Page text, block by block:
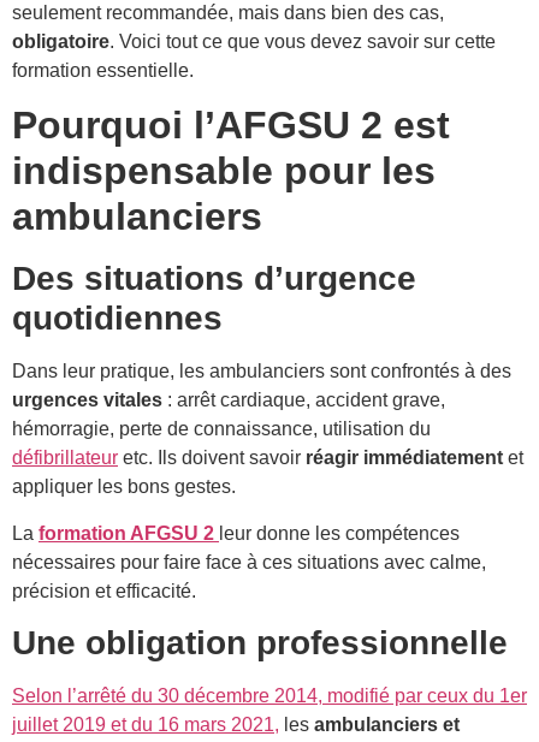
seulement recommandée, mais dans bien des cas,
obligatoire. Voici tout ce que vous devez savoir sur cette
formation essentielle.
Pourquoi l’AFGSU 2 est
indispensable pour les
ambulanciers
Des situations d’urgence
quotidiennes
Dans leur pratique, les ambulanciers sont confrontés à des
urgences vitales : arrêt cardiaque, accident grave,
hémorragie, perte de connaissance, utilisation du
défibrillateur etc. Ils doivent savoir réagir immédiatement et
appliquer les bons gestes.
La formation AFGSU 2 leur donne les compétences
nécessaires pour faire face à ces situations avec calme,
précision et efficacité.
Une obligation professionnelle
Selon l’arrêté du 30 décembre 2014, modifié par ceux du 1er
juillet 2019 et du 16 mars 2021, les ambulanciers et